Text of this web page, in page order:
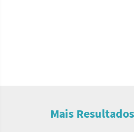
Mais Resultados